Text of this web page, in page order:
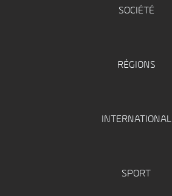
SOCIÉTÉ
RÉGIONS
INTERNATIONAL
SPORT